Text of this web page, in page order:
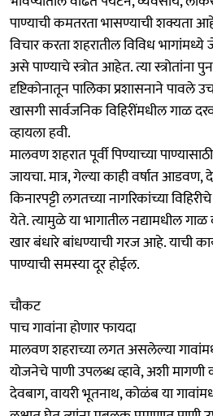
पाण्याची कमतरता भासण्याची शक्यता आहे.
विचार करता शहरातील विविध भागांमध्ये
असे पाण्याचे स्त्रोत आहेत. त्या
दृष्टिकोनातून पालिका प्रशासनाने पावले
खासगी सार्वजनिक विहिरींमधील गाळ
व्हायला हवी.
मालवण शहरात पूर्वी पिण्याच्या
जायचा. मात्र, गेल्या काही वर्षात आडवण,
किनारपट्टी लगतच्या नागरिकांच्या
येते. त्यामुळे या भागातील नद्यामधील गाळ
खार बंधारे बांधण्याची गरज आहे. याची
पाण्याची समस्या दूर होईल.
चौकट
पाच गावांना होणार फायदा
मालवण शहराच्या लगत असलेल्या
योजनेचे पाणी उपलब्ध व्हावे, अशी मागणी
देवबाग, वायरी भूतनाथ, कोळंब या